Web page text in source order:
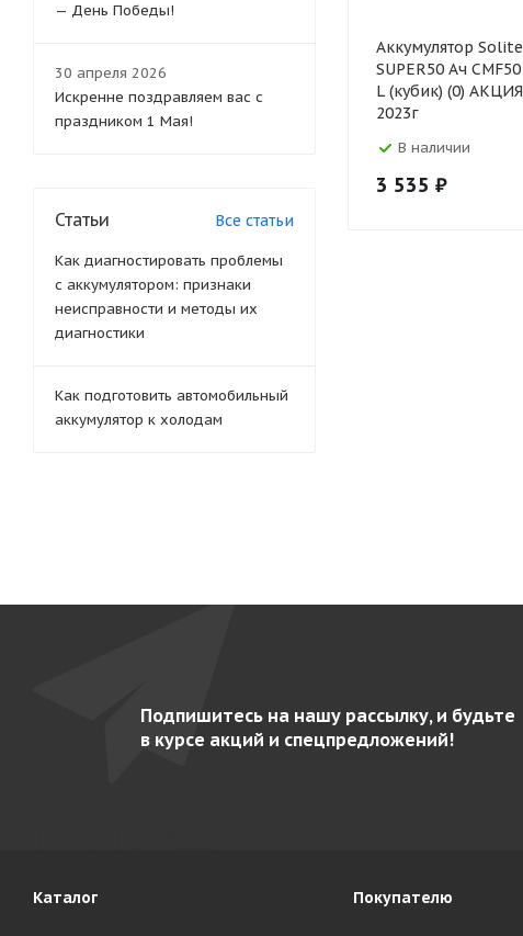
Аккумулятор Solite
SUPER50 Ач CMF50
L (кубик) (0) АКЦИЯ
2023г
В наличии
3 535 ₽
— День Победы!
30 апреля 2026
Искренне поздравляем вас с
праздником 1 Мая!
Статьи Все статьи
Как диагностировать проблемы
с аккумулятором: признаки
неисправности и методы их
диагностики
Как подготовить автомобильный
аккумулятор к холодам
Подпишитесь на нашу рассылку, и будьте
в курсе акций и спецпредложений!
Каталог Покупателю